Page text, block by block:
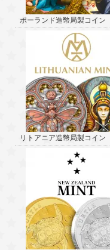
ポーランド造幣局製コイン
リトアニア造幣局製コイン